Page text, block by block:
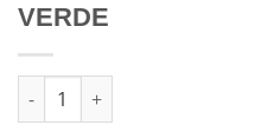
VERDE
Quantidade de TRELA FLEXI